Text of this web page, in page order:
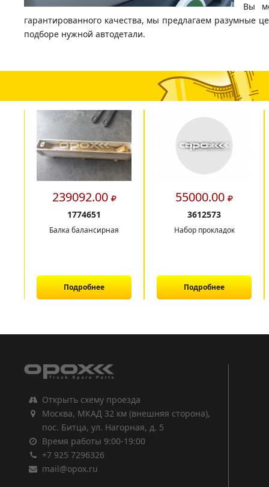
Вы
гарантированного качества, мы предлагаем
подборе нужной автодетали.
239092.00
1774651
Балка балансирная
Подробнее
55000.00
3612573
Набор прокладок
Подробнее
Открыть схему проезда
Москва, МКАД 32 км (внешняя сторона),
пос. Битца, ул. Нагорная, д. 5
Время работы 9:00-19:00
+7 925 7296326
mail@opox.ru